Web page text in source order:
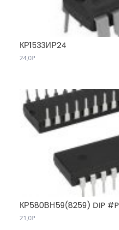
КР1533ИР24
24,0₽
КР580ВН59(8259) DIP #P
21,0₽